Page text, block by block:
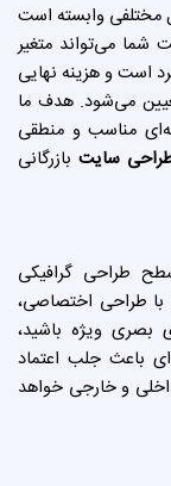
مختلفی وابسته است
شما می‌تواند متغیر
است و هزینه نهایی
می‌شود. هدف ما
مناسب و منطقی
سایت بازرگانی
طراحی گرافیکی
طراحی اختصاصی،
بصری ویژه باشید،
باعث جلب اعتماد
داخلی و خارجی خواهد